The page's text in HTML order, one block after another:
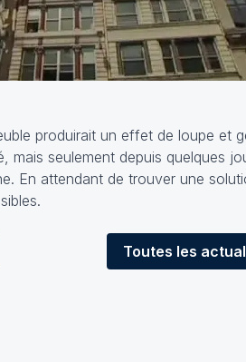
produirait un effet de loupe et
mais seulement depuis quelques
En attendant de trouver une
Toutes les